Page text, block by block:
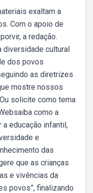
exaltam a
Com o apoio de
a redação.
diversidade cultural
dos povos
as diretrizes
mostre nossos
solicite como tema
como a
a educação infantil,
e
das
que as crianças
e vivências da
povos”, finalizando